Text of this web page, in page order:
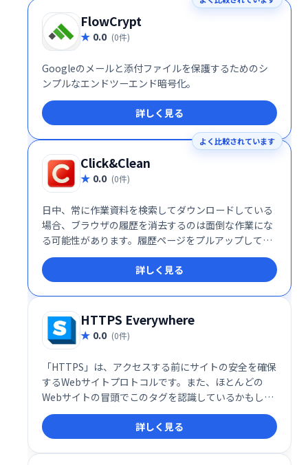
FlowCrypt
0.0 (0件)
Googleのメールと添付ファイルを保護するためのシ
ンプルなエンドツーエンド暗号化。
詳しく見る
よく比較されています
Click&Clean
0.0 (0件)
日中、常に作業資料を検索してダウンロードしている
場合、ブラウザの履歴を消去するのは面倒な作業にな
る可能性があります。履歴ページをプルアップして、
キャッシュまたはダウンロードログを手動でクリアし
続ける時間がありません。詳しく見る
HTTPS Everywhere
0.0 (0件)
「HTTPS」は、アクセスする前にサイトの安全を確保
するWebサイトプロトコルです。また、ほとんどの
Webサイトの冒頭でこのタグを認識しているかもしれ
ませんが、インターネット全体に広く普及しているわ
けではありません。また、閲覧しているサイトが
100％安全であることを保証するものでもありませ
ん。
詳しく見る